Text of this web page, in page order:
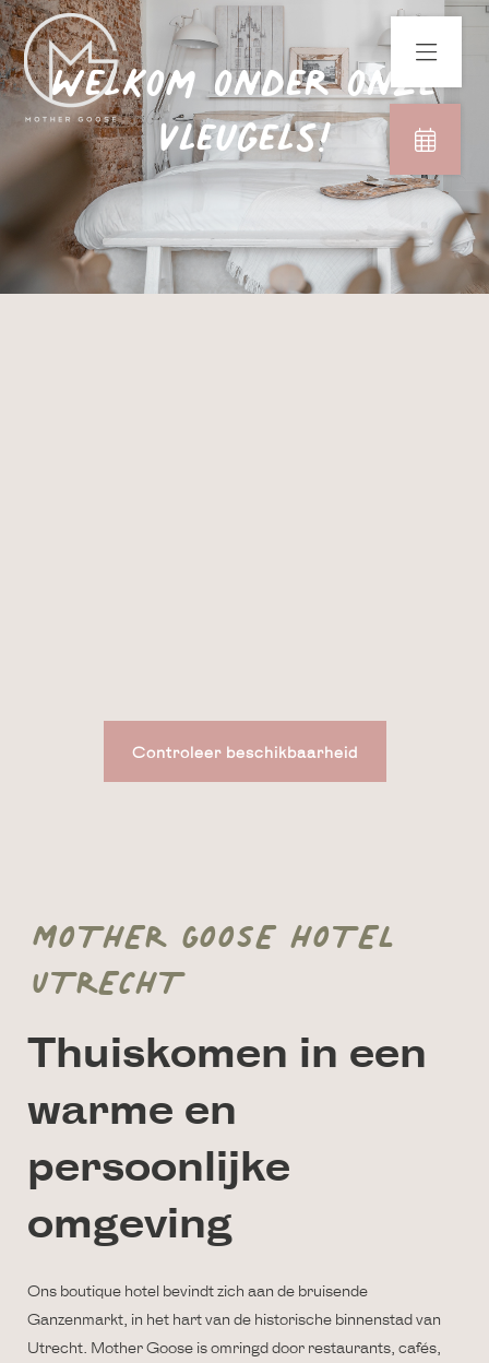
Controleer beschikbaarheid
Welkom onder onze
vleugels!
MOTHER GOOSE HOTEL
UTRECHT
Thuiskomen in een
warme en
persoonlijke
omgeving
Ons boutique hotel bevindt zich aan de bruisende
Ganzenmarkt, in het hart van de historische binnenstad van
Utrecht. Mother Goose is omringd door restaurants, cafés,